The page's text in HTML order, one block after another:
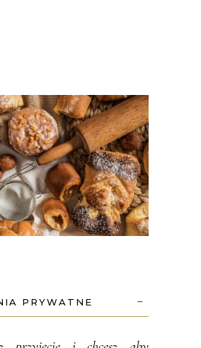
PRYWATNE